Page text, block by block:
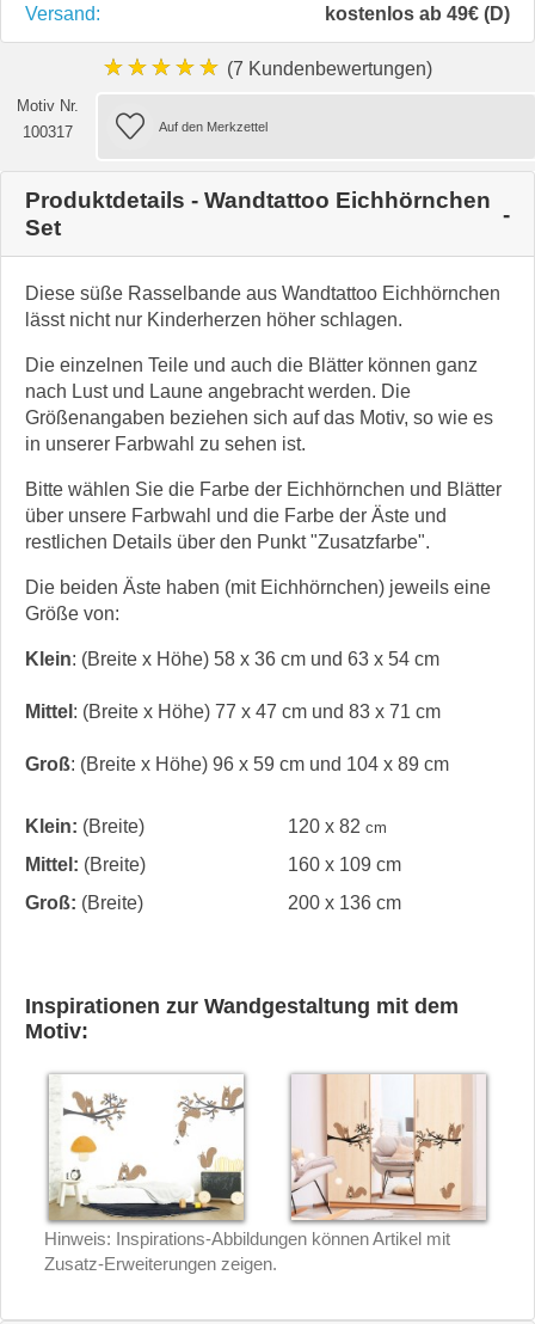
Versand:
kostenlos ab 49€ (D)
★★★★★ (7 Kundenbewertungen)
Motiv Nr.
100317
Produktdetails - Wandtattoo Eichhörnchen
Set
Diese süße Rasselbande aus Wandtattoo Eichhörnchen
lässt nicht nur Kinderherzen höher schlagen.
Die einzelnen Teile und auch die Blätter können ganz
nach Lust und Laune angebracht werden. Die
Größenangaben beziehen sich auf das Motiv, so wie es
in unserer Farbwahl zu sehen ist.
Bitte wählen Sie die Farbe der Eichhörnchen und Blätter
über unsere Farbwahl und die Farbe der Äste und
restlichen Details über den Punkt "Zusatzfarbe".
Die beiden Äste haben (mit Eichhörnchen) jeweils eine
Größe von:
Klein: (Breite x Höhe) 58 x 36 cm und 63 x 54 cm
Mittel : (Breite x Höhe) 77 x 47 cm und 83 x 71 cm
Groß: (Breite x Höhe) 96 x 59 cm und 104 x 89 cm
Klein: (Breite) 120 x 82 cm
Mittel: (Breite)
160 x 109 cm
Groß: (Breite) 200 x 136 cm
Inspirationen zur Wandgestaltung mit dem
Motiv:
Hinweis: Inspirations-Abbildungen können Artikel mit
Zusatz-Erweiterungen zeigen.